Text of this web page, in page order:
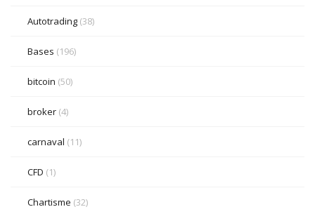
Autotrading (38)
Bases (196)
bitcoin (50)
broker (4)
carnaval (11)
CFD (1)
Chartisme (32)